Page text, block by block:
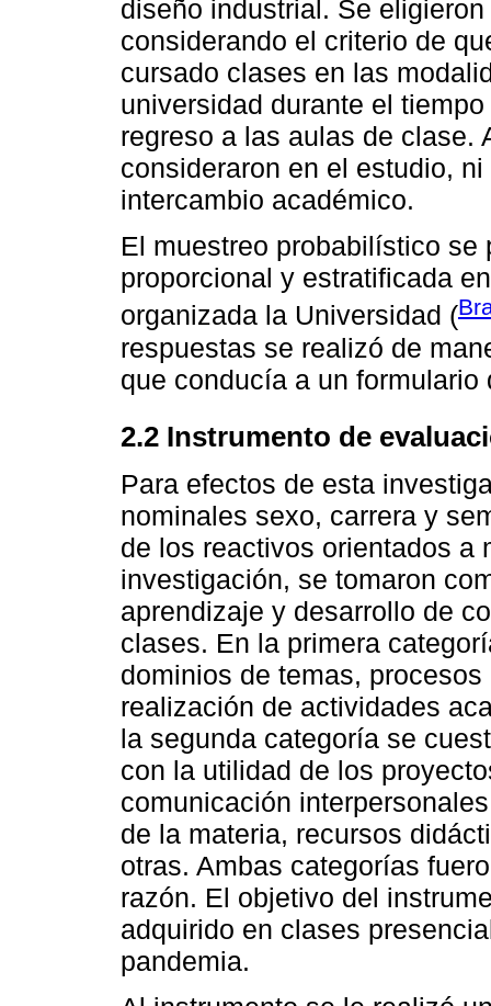
diseño industrial. Se
considerando el criterio de
cursado clases en las
universidad durante el
regreso a las aulas de clase.
consideraron en el estudio,
intercambio académico.
El muestreo probabilístico se
proporcional y estratificada
organizada la Universidad (
respuestas se realizó de
que conducía a un formulario
2.2 Instrumento de
Para efectos de esta
nominales sexo, carrera y
de los reactivos orientados a
investigación, se tomaron
aprendizaje y desarrollo de
clases. En la primera
dominios de temas,
realización de actividades
la segunda categoría se
con la utilidad de los
comunicación
de la materia, recursos
otras. Ambas categorías
razón. El objetivo del
adquirido en clases
pandemia.